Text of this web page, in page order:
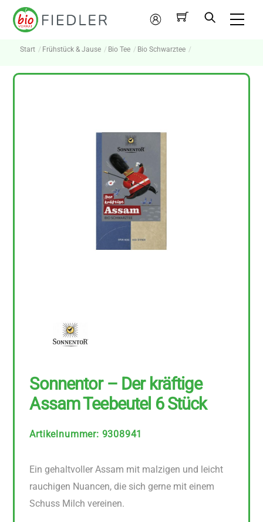
Skip
Mein
Konto
Start Frühstück & Jause Bio Tee Bio Schwarztee
Sonnentor – Der kräftige
Assam Teebeutel 6 Stück
Artikelnummer: 9308941
Ein gehaltvoller Assam mit malzigen und leicht
rauchigen Nuancen, die sich gerne mit einem
Schuss Milch vereinen.